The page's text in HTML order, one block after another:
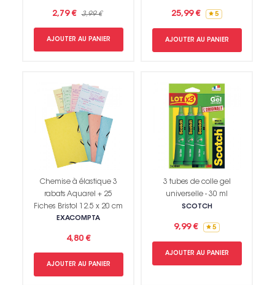
2,79 € 3,99 €
AJOUTER AU PANIER
25,99 € 5
AJOUTER AU PANIER
Chemise à élastique 3
rabats Aquarel + 25
Fiches Bristol 12.5 x 20 cm
EXACOMPTA
4,80 €
AJOUTER AU PANIER
3 tubes de colle gel
universelle - 30 ml
SCOTCH
9,99 € 5
AJOUTER AU PANIER